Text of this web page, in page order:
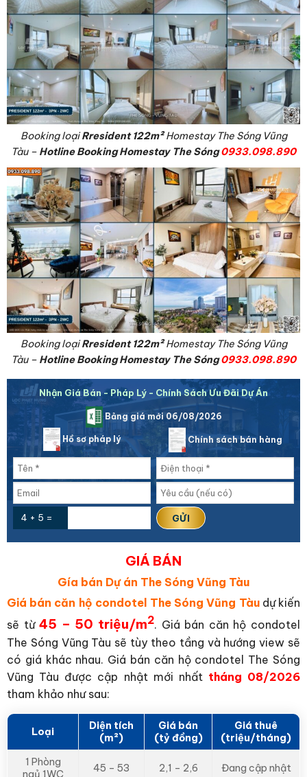
Booking loạiRresident 122m²Homestay The Sóng Vũng
Tàu – Hotline Booking Homestay The Sóng0933.098.890
Booking loạiRresident 122m²Homestay The Sóng Vũng
Tàu – Hotline Booking Homestay The Sóng0933.098.890
Nhận Giá Bán - Pháp Lý - Chính Sách Ưu Đãi Dự Án
Bảng giá mới 06/08/2026
Hồ sơ pháp lý Chính sách bán hàng
4 + 5 =
GIÁ BÁN
Gía bán Dự án The Sóng Vũng Tàu
Giá bán căn hộ condotel The Sóng Vũng Tàudự kiến
sẽ từ45 – 50 triệu/m2. Giá bán căn hộ condotel
The Sóng Vũng Tàu sẽ tùy theo tầng và hướng view sẽ
có giá khác nhau. Giá bán căn hộ condotel The Sóng
Vũng Tàu được cập nhật mới nhất tháng 08/2026
tham khảo như sau:
Loại
Diện tích
(m²)
Giá bán
(tỷ đồng)
Giá thuê
(triệu/tháng)
1 Phòng
ngủ 1WC
45 – 53 2,1 – 2,6 Đang cập nhật